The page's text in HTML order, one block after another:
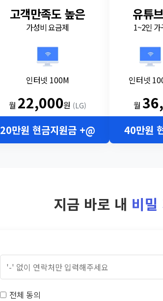
고객만족도 높은
가성비 요금제
인터넷 100M
월 22,000원 (LG)
20만원 현금지원금 +@
유튜
1~2인
인터넷
월
40만원
지금 바로 내 비밀
전체 동의